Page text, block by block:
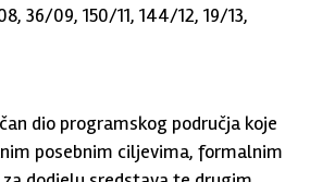
36/09, 150/11, 144/12, 19/13,
dio programskog područja koje
posebnim ciljevima, formalnim